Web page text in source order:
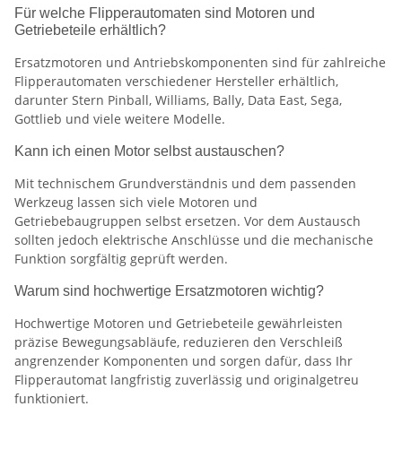
Für welche Flipperautomaten sind Motoren und
Getriebeteile erhältlich?
Ersatzmotoren und Antriebskomponenten sind für zahlreiche
Flipperautomaten verschiedener Hersteller erhältlich,
darunter Stern Pinball, Williams, Bally, Data East, Sega,
Gottlieb und viele weitere Modelle.
Kann ich einen Motor selbst austauschen?
Mit technischem Grundverständnis und dem passenden
Werkzeug lassen sich viele Motoren und
Getriebebaugruppen selbst ersetzen. Vor dem Austausch
sollten jedoch elektrische Anschlüsse und die mechanische
Funktion sorgfältig geprüft werden.
Warum sind hochwertige Ersatzmotoren wichtig?
Hochwertige Motoren und Getriebeteile gewährleisten
präzise Bewegungsabläufe, reduzieren den Verschleiß
angrenzender Komponenten und sorgen dafür, dass Ihr
Flipperautomat langfristig zuverlässig und originalgetreu
funktioniert.